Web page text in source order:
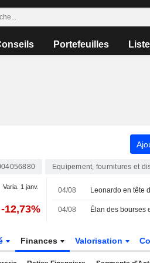
Portefeuilles
Equipement, fournitures et
Varia. 1 janv.
-12,73%
04/08
04/08
Finances Valorisation